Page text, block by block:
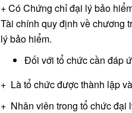
+ Có Chứng chỉ đại lý bảo
Tài chính quy định về chương
lý bảo hiểm.
Đối với tổ chức cần đáp
+ Là tổ chức được thành lập
+ Nhân viên trong tổ chức đại